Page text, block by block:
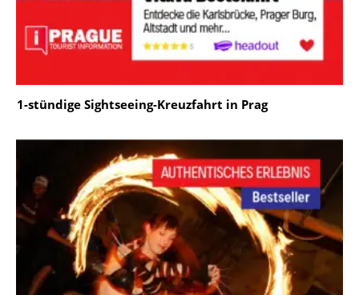
1-stündige Sightseeing-Kreuzfahrt in Prag